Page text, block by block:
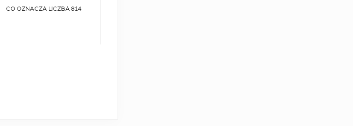
CO OZNACZA LICZBA 814